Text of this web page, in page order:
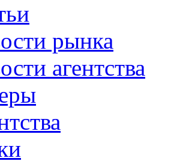
рынка
агентства